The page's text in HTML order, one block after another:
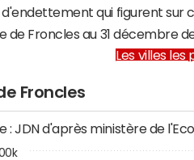
d'endettement qui figurent sur
de Froncles au 31 décembre
Les villes les
Froncles
: JDN d'après ministère de